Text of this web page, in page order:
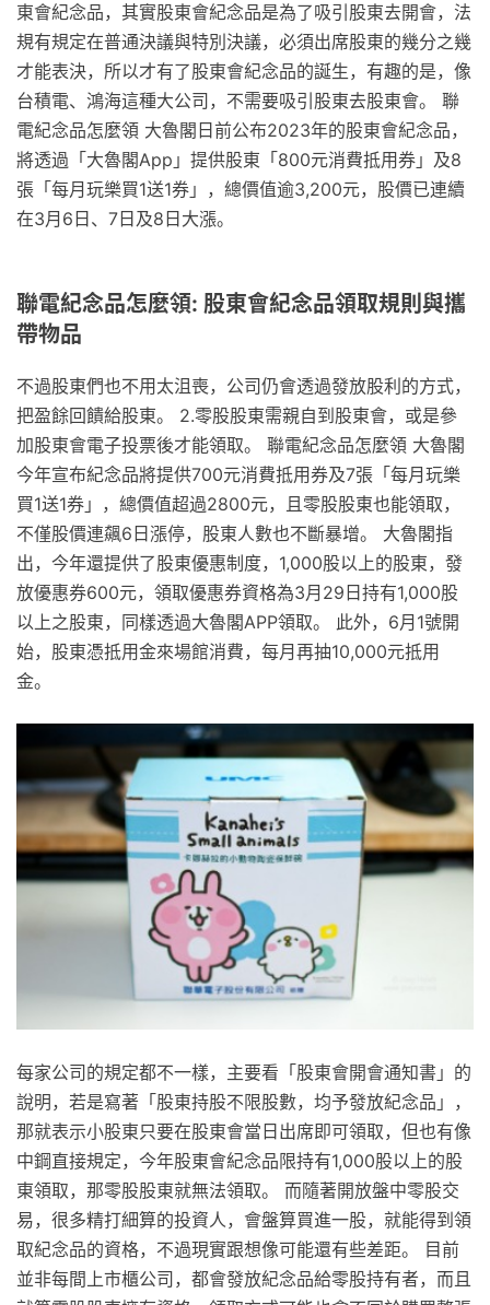
東會紀念品，其實股東會紀念品是為了吸引股東去開會，法
規有規定在普通決議與特別決議，必須出席股東的幾分之幾
才能表決，所以才有了股東會紀念品的誕生，有趣的是，像
台積電、鴻海這種大公司，不需要吸引股東去股東會。 聯
電紀念品怎麼領 大魯閣日前公布2023年的股東會紀念品，
將透過「大魯閣App」提供股東「800元消費抵用券」及8
張「每月玩樂買1送1券」，總價值逾3,200元，股價已連續
在3月6日、7日及8日大漲。
聯電紀念品怎麼領: 股東會紀念品領取規則與攜
帶物品
不過股東們也不用太沮喪，公司仍會透過發放股利的方式，
把盈餘回饋給股東。 2.零股股東需親自到股東會，或是參
加股東會電子投票後才能領取。 聯電紀念品怎麼領 大魯閣
今年宣布紀念品將提供700元消費抵用券及7張「每月玩樂
買1送1券」，總價值超過2800元，且零股股東也能領取，
不僅股價連飆6日漲停，股東人數也不斷暴增。 大魯閣指
出，今年還提供了股東優惠制度，1,000股以上的股東，發
放優惠券600元，領取優惠券資格為3月29日持有1,000股
以上之股東，同樣透過大魯閣APP領取。 此外，6月1號開
始，股東憑抵用金來場館消費，每月再抽10,000元抵用
金。
每家公司的規定都不一樣，主要看「股東會開會通知書」的
說明，若是寫著「股東持股不限股數，均予發放紀念品」，
那就表示小股東只要在股東會當日出席即可領取，但也有像
中鋼直接規定，今年股東會紀念品限持有1,000股以上的股
東領取，那零股股東就無法領取。 而隨著開放盤中零股交
易，很多精打細算的投資人，會盤算買進一股，就能得到領
取紀念品的資格，不過現實跟想像可能還有些差距。 目前
並非每間上市櫃公司，都會發放紀念品給零股持有者，而且